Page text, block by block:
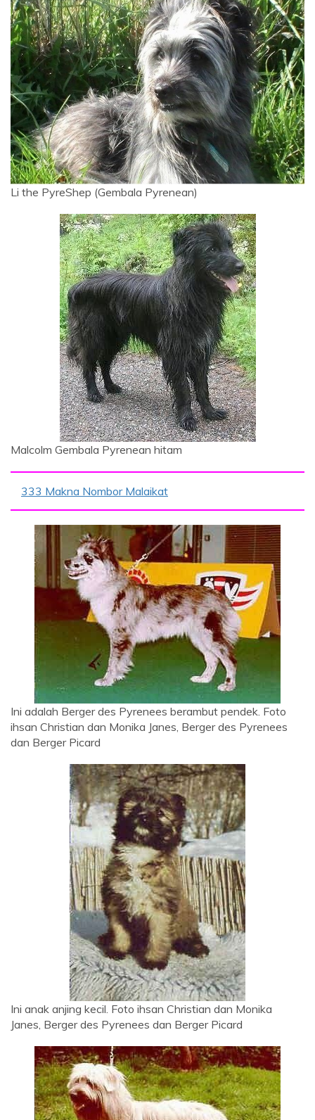
Li the PyreShep (Gembala Pyrenean)
Malcolm Gembala Pyrenean hitam
333 Makna Nombor Malaikat
Ini adalah Berger des Pyrenees berambut pendek. Foto
ihsan Christian dan Monika Janes, Berger des Pyrenees
dan Berger Picard
Ini anak anjing kecil. Foto ihsan Christian dan Monika
Janes, Berger des Pyrenees dan Berger Picard